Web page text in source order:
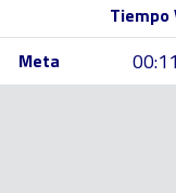
Tiempo
Meta